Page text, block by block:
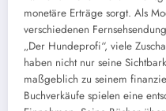
monetäre Erträge sorgt. Als
verschiedenen
„Der Hundeprofi“, viele
haben nicht nur seine
maßgeblich zu seinem
Buchverkäufe spielen eine